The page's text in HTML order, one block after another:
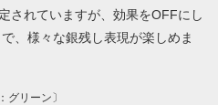
されていますが、効果をOFFにし
、様々な銀残し表現が楽しめま
グリーン〕